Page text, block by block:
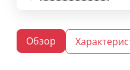
Обзор